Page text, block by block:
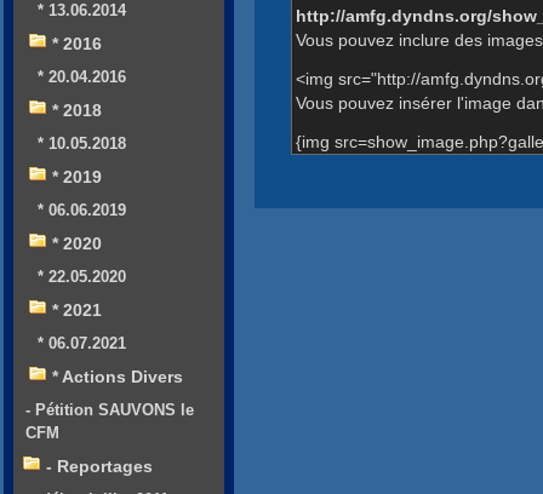
http://amfg.dyndns.org/
Vous pouvez inclure des
<img src="http://
Vous pouvez insérer l'image
{img
* 13.06.2014
* 2016
* 20.04.2016
* 2018
* 10.05.2018
* 2019
* 06.06.2019
* 2020
* 22.05.2020
* 2021
* 06.07.2021
* Actions Divers
- Pétition SAUVONS le
CFM
- Reportages